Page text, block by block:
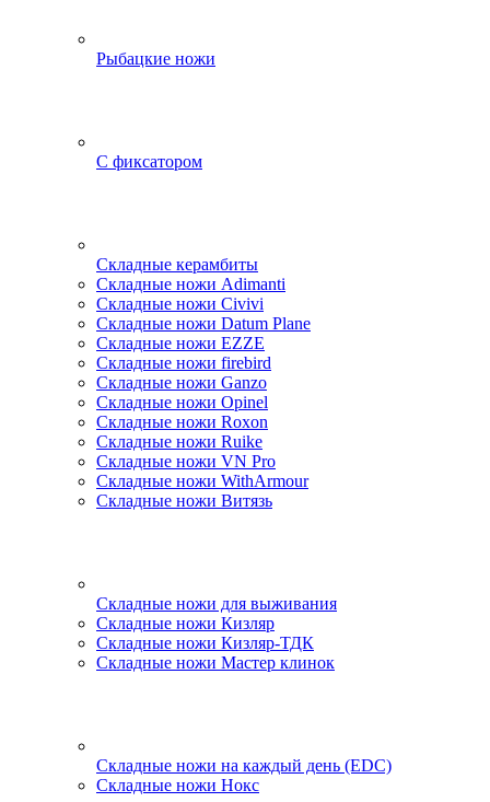
Рыбацкие ножи
С фиксатором
Складные керамбиты
Складные ножи Adimanti
Складные ножи Civivi
Складные ножи Datum Plane
Складные ножи EZZE
Складные ножи firebird
Складные ножи Ganzo
Складные ножи Opinel
Складные ножи Roxon
Складные ножи Ruike
Складные ножи VN Pro
Складные ножи WithArmour
Складные ножи Витязь
Складные ножи для выживания
Складные ножи Кизляр
Складные ножи Кизляр-ТДК
Складные ножи Мастер клинок
Складные ножи на каждый день (EDC)
Складные ножи Нокс